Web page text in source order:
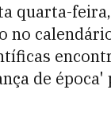
quarta-
no
de época'